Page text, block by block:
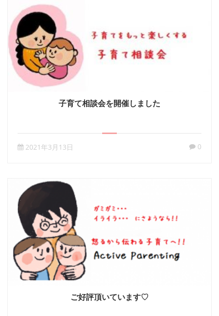
子育て相談会を開催しました
2021年3月13日 0
ご好評頂いています♡